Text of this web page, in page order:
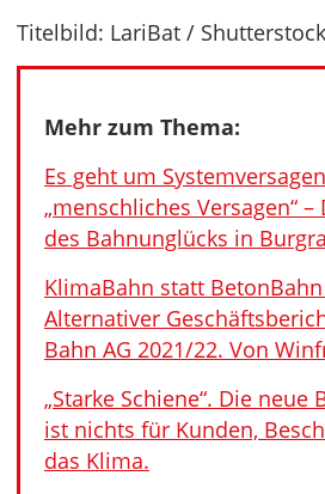
Titelbild: LariBat / Shutterstock
Mehr zum Thema:
Es geht um
„menschliches Versagen“ –
des Bahnunglücks in
KlimaBahn statt BetonBahn
Alternativer
Bahn AG 2021/22. Von
„Starke Schiene“. Die neue
ist nichts für Kunden,
das Klima.